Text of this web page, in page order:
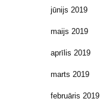
jūnijs 2019
maijs 2019
aprīlis 2019
marts 2019
februāris 2019